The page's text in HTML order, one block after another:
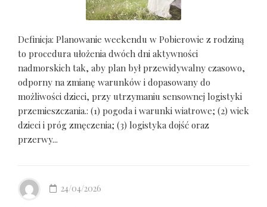
Definicja: Planowanie weekendu w Pobierowie z rodziną
to procedura ułożenia dwóch dni aktywności
nadmorskich tak, aby plan był przewidywalny czasowo,
odporny na zmianę warunków i dopasowany do
możliwości dzieci, przy utrzymaniu sensownej logistyki
przemieszczania.: (1) pogoda i warunki wiatrowe; (2) wiek
dzieci i próg zmęczenia; (3) logistyka dojść oraz
przerwy...
24/04/2026